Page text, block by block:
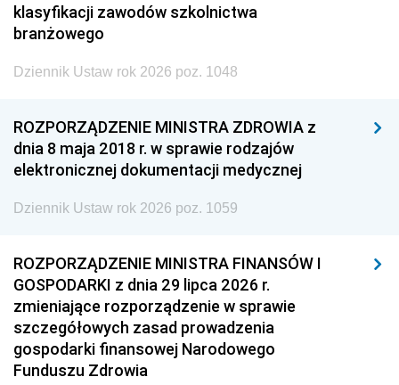
klasyfikacji zawodów szkolnictwa
branżowego
Dziennik Ustaw rok 2026 poz. 1048
ROZPORZĄDZENIE MINISTRA ZDROWIA z
dnia 8 maja 2018 r. w sprawie rodzajów
elektronicznej dokumentacji medycznej
Dziennik Ustaw rok 2026 poz. 1059
ROZPORZĄDZENIE MINISTRA FINANSÓW I
GOSPODARKI z dnia 29 lipca 2026 r.
zmieniające rozporządzenie w sprawie
szczegółowych zasad prowadzenia
gospodarki finansowej Narodowego
Funduszu Zdrowia